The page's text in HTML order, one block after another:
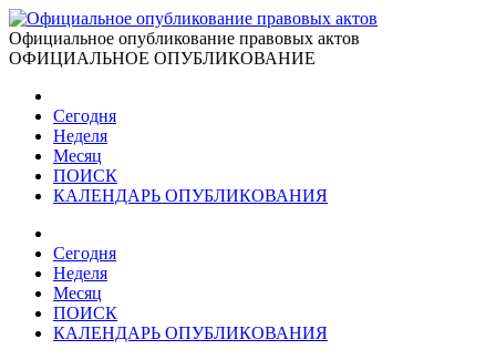
Официальное опубликование правовых актов
ОФИЦИАЛЬНОЕ ОПУБЛИКОВАНИЕ
Сегодня
Неделя
Месяц
ПОИСК
КАЛЕНДАРЬ ОПУБЛИКОВАНИЯ
Сегодня
Неделя
Месяц
ПОИСК
КАЛЕНДАРЬ ОПУБЛИКОВАНИЯ